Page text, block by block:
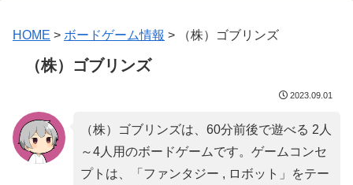
HOME > ボードゲーム情報 > （株）ゴブリンズ
（株）ゴブリンズ
2023.09.01
（株）ゴブリンズは、60分前後で遊べる 2人
～4人用のボードゲームです。ゲームコンセ
プトは、「 ファンタジー , ロボット 」をテー